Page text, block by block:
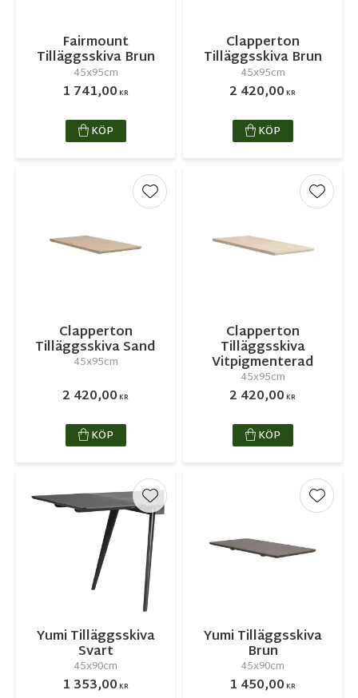
Fairmount
Tilläggsskiva Brun
45x95cm
1 741,00KR
KÖP
Clapperton
Tilläggsskiva Brun
45x95cm
2 420,00KR
KÖP
Clapperton
Tilläggsskiva Sand
45x95cm
2 420,00KR
Lägg till i favoriter
KÖP
Clapperton
Tilläggsskiva
Vitpigmenterad
45x95cm
2 420,00KR
Lägg
KÖP
Yumi Tilläggsskiva
Svart
45x90cm
1 353,00KR
Lägg till i favoriter
Yumi Tilläggsskiva
Brun
45x90cm
1 450,00KR
Lägg